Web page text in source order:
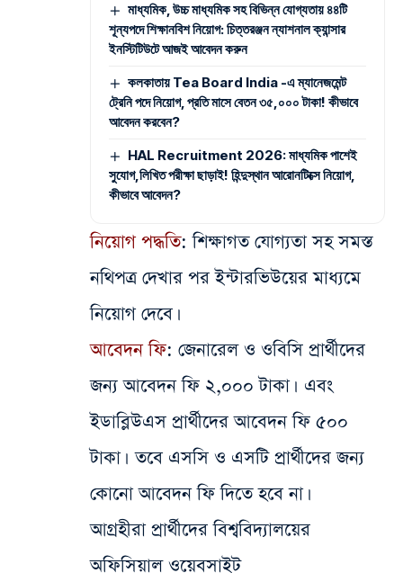
মাধ্যমিক, উচ্চ মাধ্যমিক সহ বিভিন্ন যোগ্যতায় ৪৪টি
শূন্যপদে শিক্ষানবিশ নিয়োগ: চিত্তরঞ্জন ন্যাশনাল ক্যান্সার
ইনস্টিটিউটে আজই আবেদন করুন
কলকাতায় Tea Board India -এ ম্যানেজমেন্ট
ট্রেনি পদে নিয়োগ, প্রতি মাসে বেতন ৩৫,০০০ টাকা! কীভাবে
আবেদন করবেন?
HAL Recruitment 2026: মাধ্যমিক পাশেই
সুযোগ,লিখিত পরীক্ষা ছাড়াই! হিন্দুস্থান আরোনটিক্সে নিয়োগ,
কীভাবে আবেদন?
নিয়োগ পদ্ধতি: শিক্ষাগত যোগ্যতা সহ সমস্ত
নথিপত্র দেখার পর ইন্টারভিউয়ের মাধ্যমে
নিয়োগ দেবে।
আবেদন ফি: জেনারেল ও ওবিসি প্রার্থীদের
জন্য আবেদন ফি ২,০০০ টাকা। এবং
ইডাব্লিউএস প্রার্থীদের আবেদন ফি ৫০০
টাকা। তবে এসসি ও এসটি প্রার্থীদের জন্য
কোনো আবেদন ফি দিতে হবে না।
আগ্রহীরা প্রার্থীদের বিশ্ববিদ্যালয়ের
অফিসিয়াল ওয়েবসাইট